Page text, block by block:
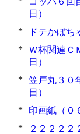
日）
*
ドテかぼち
*
Ｗ杯関連Ｃ
日）
*
笠戸丸３０
日）
*
印画紙（０
*
２２２２